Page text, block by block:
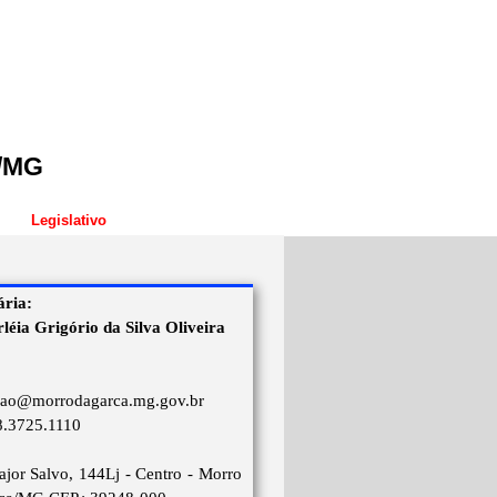
Legislativo
Grigório da Silva Oliveira
Salvo, 144Lj - Centro - Morro